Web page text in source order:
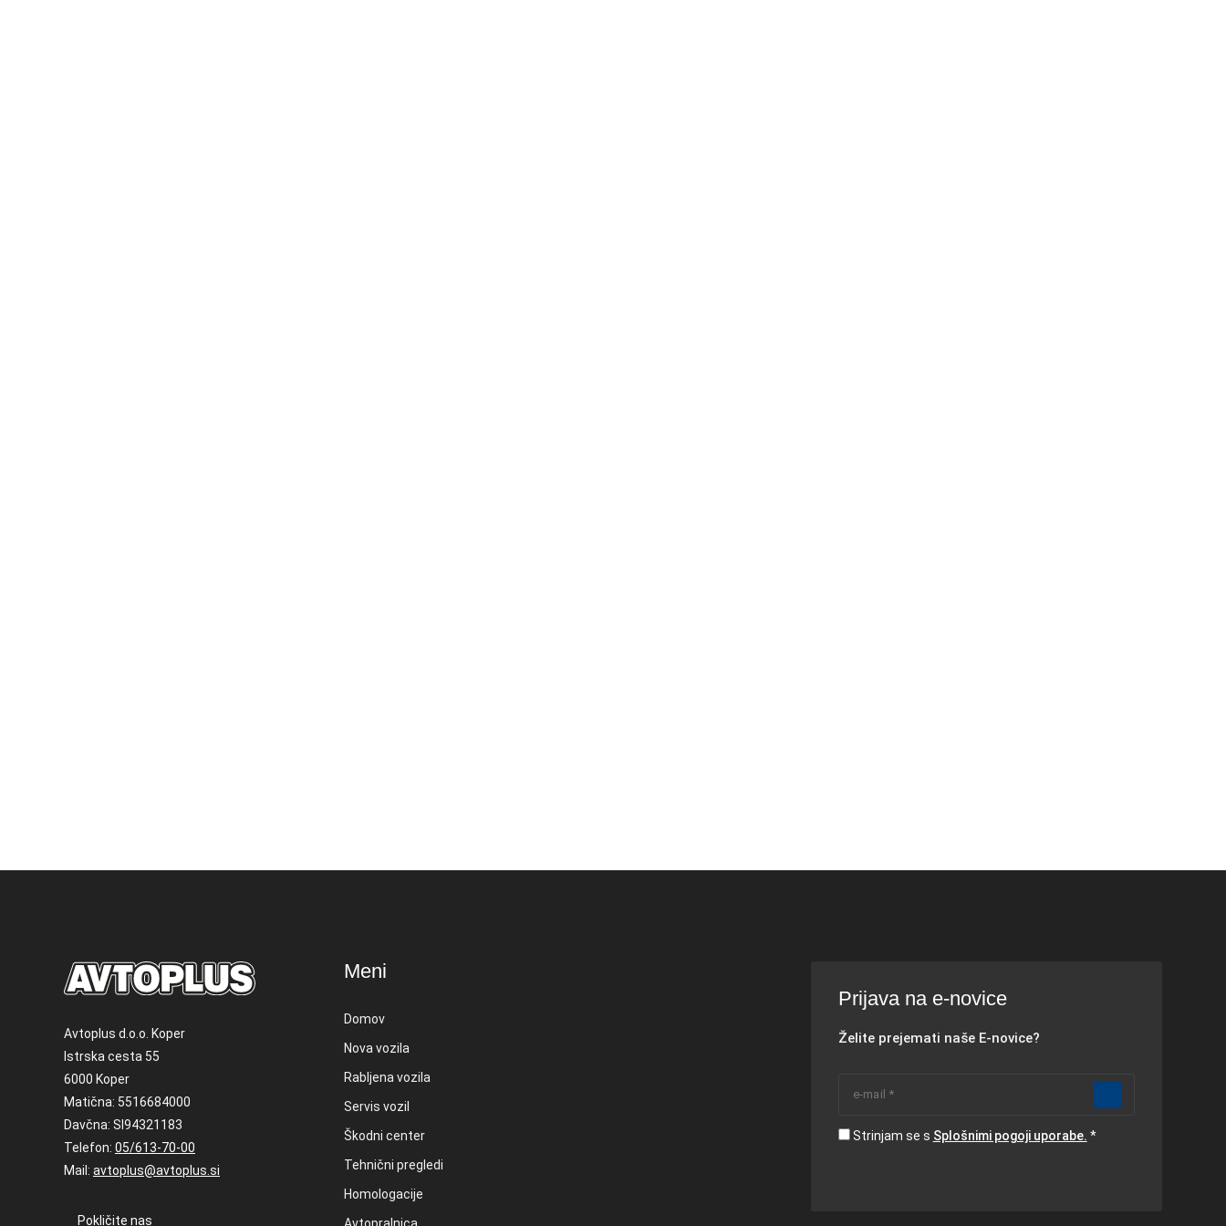
Avtoplus d.o.o. Koper
Istrska cesta 55
6000 Koper
Matična: 5516684000
Davčna: SI94321183
Telefon: 05/613-70-00
Mail: avtoplus@avtoplus.si
Pokličite nas
Meni
Domov
Nova vozila
Rabljena vozila
Servis vozil
Škodni center
Tehnični pregledi
Homologacije
Prijava na e-novice
Želite prejemati naše E-novice?
Strinjam se s Splošnimi pogoji uporabe.